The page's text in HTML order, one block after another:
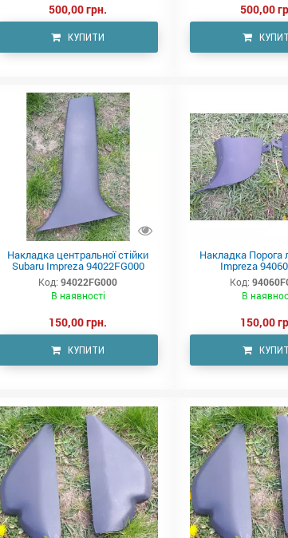
500,00 грн.
КУПИТИ
500,00
Накладка центральної стійки
Subaru Impreza 94022FG000
Код: 94022FG000
В наявності
150,00 грн.
КУПИТИ
Накладка Порога
Impreza
Код:
В
150,00